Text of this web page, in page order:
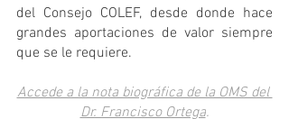
del Consejo COLEF, desde donde hace
grandes aportaciones de valor siempre
que se le requiere.
Accede a la nota biográfica de la OMS del
Dr. Francisco Ortega.